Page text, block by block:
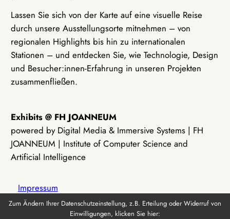
Lassen Sie sich von der Karte auf eine visuelle Reise
durch unsere Ausstellungsorte mitnehmen – von
regionalen Highlights bis hin zu internationalen
Stationen – und entdecken Sie, wie Technologie, Design
und Besucher:innen-Erfahrung in unseren Projekten
zusammenfließen.
Exhibits @ FH JOANNEUM
powered by Digital Media & Immersive Systems | FH
JOANNEUM | Institute of Computer Science and
Artificial Intelligence
Impressum
Zum Ändern Ihrer Datenschutzeinstellung, z.B. Erteilung oder Widerruf von
Einwilligungen, klicken Sie hier: